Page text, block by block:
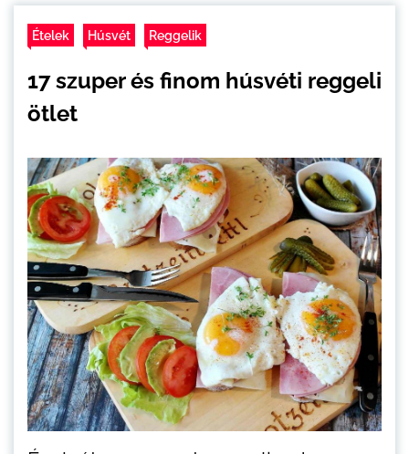
Ételek Húsvét Reggelik
17 szuper és finom húsvéti reggeli
ötlet